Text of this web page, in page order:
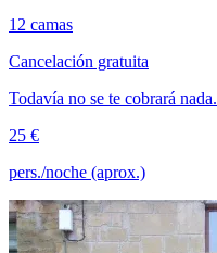
12 camas
Cancelación gratuita
Todavía no se te cobrará nada.
25 €
pers./noche (aprox.)